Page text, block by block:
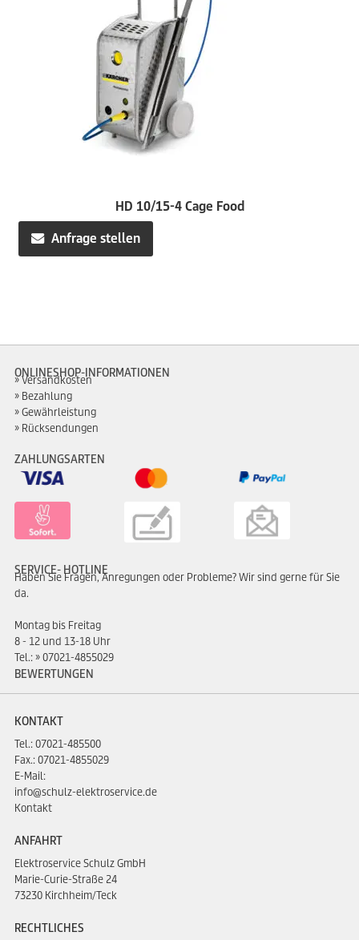
HD 10/15-4 Cage Food
Anfrage stellen
ONLINESHOP-INFORMATIONEN
Versandkosten
Bezahlung
Gewährleistung
Rücksendungen
ZAHLUNGSARTEN
SERVICE- HOTLINE
Haben Sie Fragen, Anregungen oder Probleme? Wir sind gerne für Sie
da.
Montag bis Freitag
8 - 12 und 13-18 Uhr
Tel.: 07021-4855029
BEWERTUNGEN
KONTAKT
Tel.:07021-485500
Fax.: 07021-4855029
E-Mail:
info@schulz-elektroservice.de
Kontakt
ANFAHRT
Elektroservice Schulz GmbH
Marie-Curie-Straße 24
73230 Kirchheim/Teck
RECHTLICHES